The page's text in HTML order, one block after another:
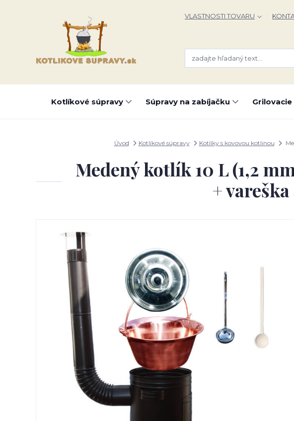
VLASTNOSTI TOVARU
Kotlíkové súpravy Súpravy na zabíjačku
Úvod Kotlíkové súpravy Kotlíky s kovovou kotlinou
Medený kotlík 10 L (1,2
+